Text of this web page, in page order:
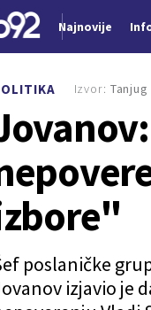
Najnovije
poslaničke
izjavio je
Izvor: Tanjug